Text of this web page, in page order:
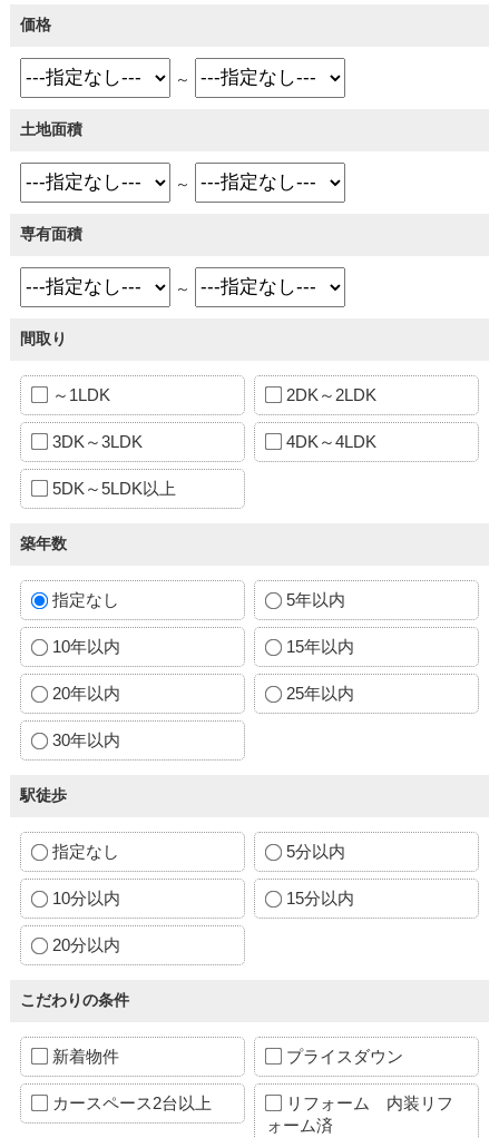
価格
～
土地面積
～
専有面積
～
間取り
～1LDK 2DK～2LDK
3DK～3LDK 4DK～4LDK
5DK～5LDK以上
築年数
指定なし 5年以内
10年以内 15年以内
20年以内 25年以内
30年以内
駅徒歩
指定なし 5分以内
10分以内 15分以内
20分以内
こだわりの条件
新着物件 プライスダウン
カースペース2台以上
リフォーム 内装リフ
ォーム済